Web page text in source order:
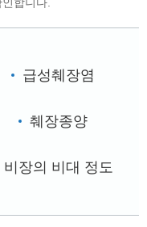
급성췌장염
췌장종양
비장의 비대 정도